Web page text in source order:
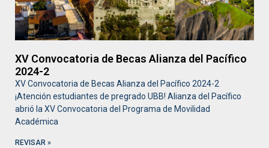
XV Convocatoria de Becas Alianza del Pacífico
2024-2
XV Convocatoria de Becas Alianza del Pacífico 2024-2
¡Atención estudiantes de pregrado UBB! Alianza del Pacífico
abrió la XV Convocatoria del Programa de Movilidad
Académica
REVISAR »